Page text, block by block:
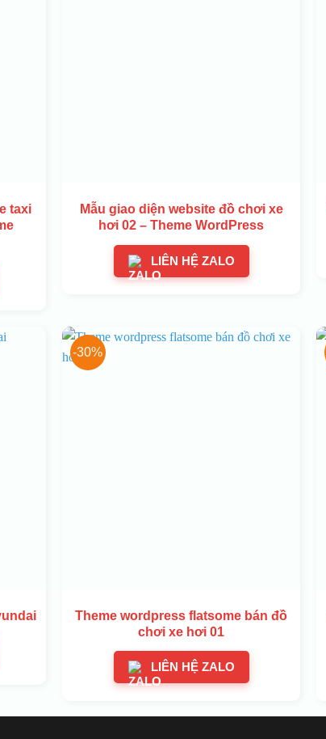
taxi
Mẫu giao diện website đồ chơi xe
hơi 02 – Theme WordPress
LIÊN HỆ ZALO
-30%
Theme wordpress flatsome bán đồ
chơi xe hơi 01
LIÊN HỆ ZALO